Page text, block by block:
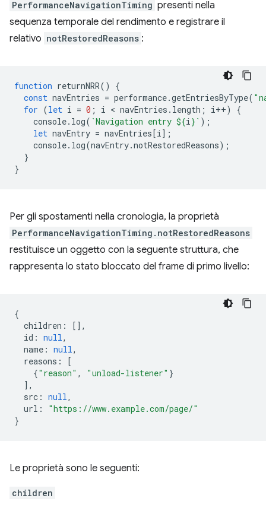
PerformanceNavigationTiming presenti nella
sequenza temporale del rendimento e registrare il
relativo notRestoredReasons :
function returnNRR()
{
const navEntries = performance.getEntriesByType(
for (let i = 0 ; i < navEntries . length ; i++)
{
console. log( `Navigation entry ${i} ` );
let navEntry = navEntries[i];
console. log(navEntry.notRestoredReasons);
}
}
Per gli spostamenti nella cronologia, la proprietà
PerformanceNavigationTiming.notRestoredReasons
restituisce un oggetto con la seguente struttura, che
rappresenta lo stato bloccato del frame di primo livello:
{
children :
[],
id : null,
name : null,
reasons :
[
{"reason" , "unload-listener" }
],
src : null,
url :
"https://www.example.com/page/"
}
Le proprietà sono le seguenti:
children